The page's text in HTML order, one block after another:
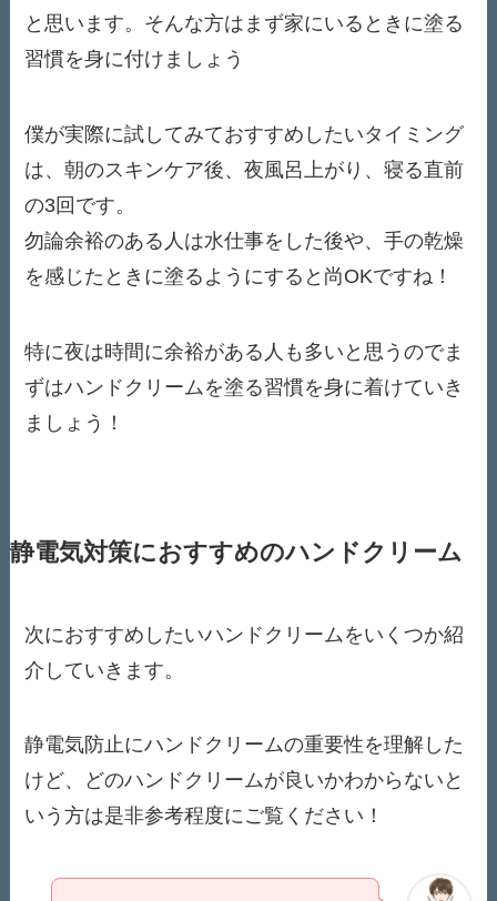
と思います。そんな方はまず家にいるときに塗る
習慣を身に付けましょう
僕が実際に試してみておすすめしたいタイミング
は、朝のスキンケア後、夜風呂上がり、寝る直前
の3回です。
勿論余裕のある人は水仕事をした後や、手の乾燥
を感じたときに塗るようにすると尚OKですね！
特に夜は時間に余裕がある人も多いと思うのでま
ずはハンドクリームを塗る習慣を身に着けていき
ましょう！
静電気対策におすすめのハンドクリーム
次におすすめしたいハンドクリームをいくつか紹
介していきます。
静電気防止にハンドクリームの重要性を理解した
けど、どのハンドクリームが良いかわからないと
いう方は是非参考程度にご覧ください！